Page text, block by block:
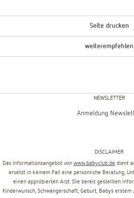
Seite drucken
weiterempfehlen
NEWSLETTER
Anmeldung
DISCLAIMER
Das Informationsangebot von www.babyclub.de dient
ersetzt in keinem Fall eine persönliche Beratung,
einen approbierten Arzt. Die bereit gestellten
Kinderwunsch, Schwangerschaft, Geburt, Babys